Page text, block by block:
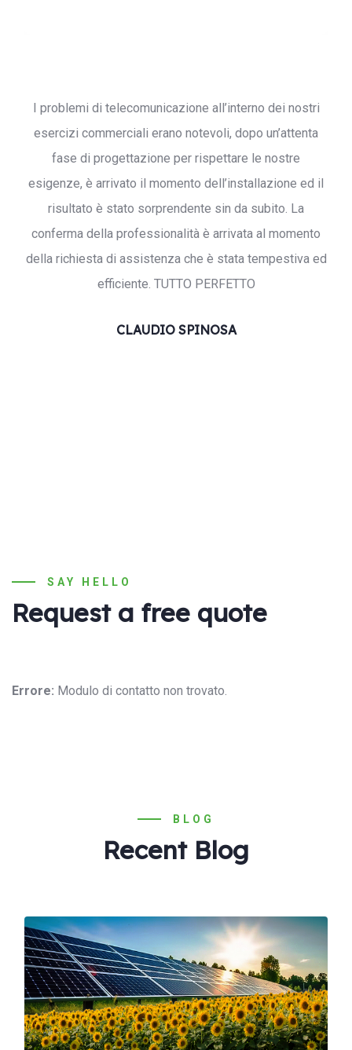
Search:
I problemi di telecomunicazione all’interno dei nostri
esercizi commerciali erano notevoli, dopo un’attenta
fase di progettazione per rispettare le nostre
esigenze, è arrivato il momento dell’installazione ed il
risultato è stato sorprendente sin da subito. La
conferma della professionalità è arrivata al momento
della richiesta di assistenza che è stata tempestiva ed
efficiente. TUTTO PERFETTO
CLAUDIO SPINOSA
SAY HELLO
Request a free quote
Errore: Modulo di contatto non trovato.
BLOG
Recent Blog